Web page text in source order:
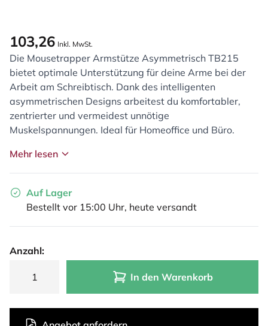
103,26 Inkl. MwSt.
Die Mousetrapper Armstütze Asymmetrisch TB215
bietet optimale Unterstützung für deine Arme bei der
Arbeit am Schreibtisch. Dank des intelligenten
asymmetrischen Designs arbeitest du komfortabler,
zentrierter und vermeidest unnötige
Muskelspannungen. Ideal für Homeoffice und Büro.
Mehr lesen
Auf Lager
Bestellt vor 15:00 Uhr, heute versandt
Anzahl:
In den Warenkorb